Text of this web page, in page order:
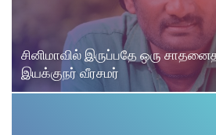
சினிமாவில் இருப்பதே ஒரு
இயக்குநர் வீரசமர்